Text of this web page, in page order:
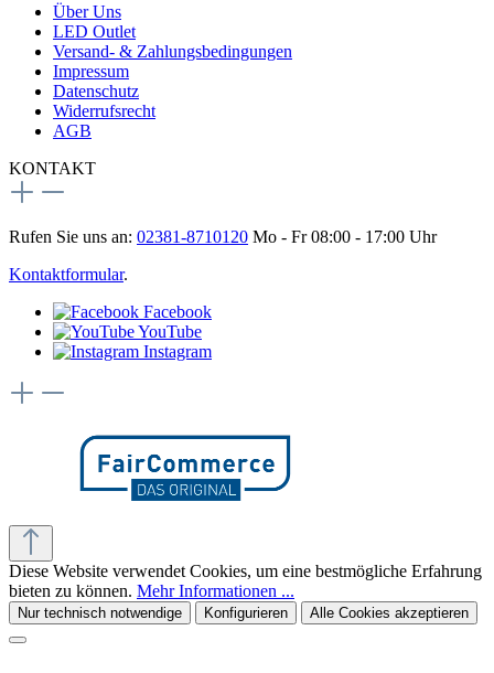
Über Uns
LED Outlet
Versand- & Zahlungsbedingungen
Impressum
Datenschutz
Widerrufsrecht
AGB
KONTAKT
Rufen Sie uns an: 02381-8710120 Mo - Fr 08:00 - 17:00 Uhr
Kontaktformular.
Facebook
YouTube
Instagram
Diese Website verwendet Cookies, um eine bestmögliche Erfahrung
bieten zu können. Mehr Informationen ...
Nur technisch notwendige Konfigurieren Alle Cookies akzeptieren